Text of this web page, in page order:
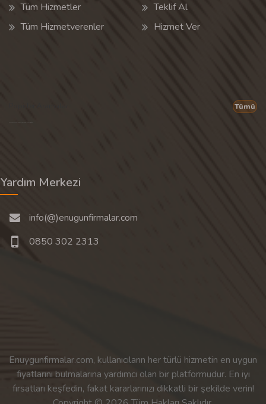
Tüm Hizmetler
Tüm Hizmetverenler
Teklif Al
Hizmet Ver
Tümü
Yardım Merkezi
info(@)enugunfirmalar.com
0850 302 2313
Enuygunfirmalar.com, kullanıcıların her türlü hizmetin en uygun
fiyatlarını bulmalarına yardımcı olan bir platformudur. En iyi
fırsatları keşfedin, fakat kararlarınızı dikkatli bir şekilde verin!